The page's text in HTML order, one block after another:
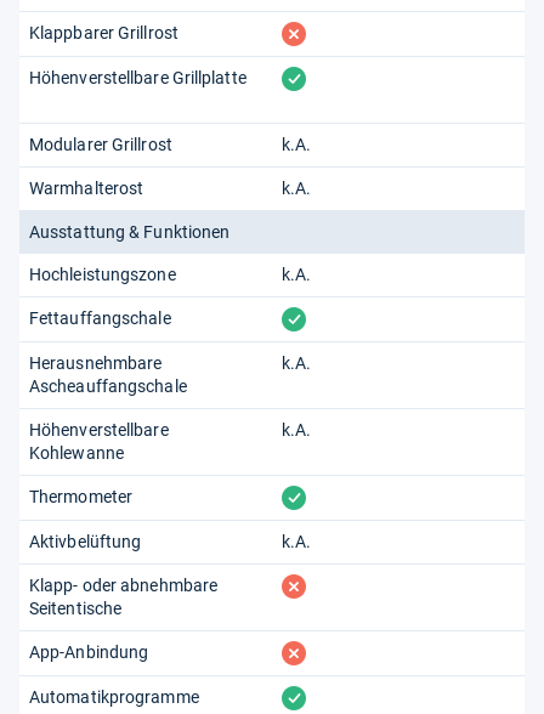
Klappbarer Grillrost fehlt
Höhenverstellbare Grillplatte vorhanden
Modularer Grillrost k.A.
Warmhalterost k.A.
Ausstattung & Funktionen
Hochleistungszone k.A.
Fettauffangschale vorhanden
Herausnehmbare
Ascheauffangschale
k.A.
Höhenverstellbare
Kohlewanne
k.A.
Thermometer vorhanden
Aktivbelüftung k.A.
Klapp- oder abnehmbare
Seitentische
fehlt
App-Anbindung fehlt
Automatikprogramme vorhanden